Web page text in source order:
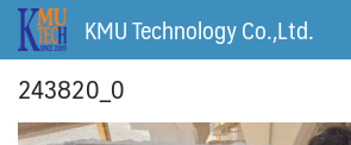
Skip
KMU Technology Co.,Ltd.
243820_0